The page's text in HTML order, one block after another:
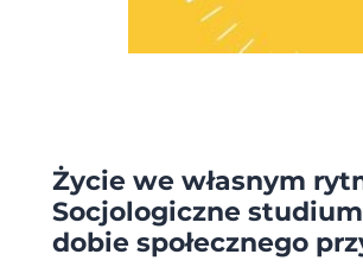
Życie we własnym
Socjologiczne
dobie społecznego